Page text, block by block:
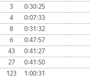
3
0:30:25
4
0:07:33
8
0:31:32
6
0:47:57
43
0:41:27
27
0:41:50
123
1:00:31